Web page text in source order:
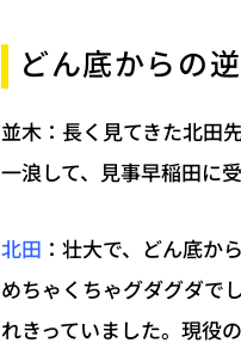
どん底からの
並木：長く見てきた北田
一浪して、見事早稲田に
北田 ：壮大で、どん底か
めちゃくちゃグダグダで
れきっていました。現役